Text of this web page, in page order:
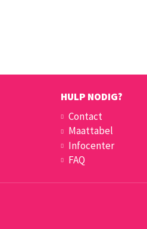
HULP NODIG?
Contact
Maattabel
Infocenter
FAQ